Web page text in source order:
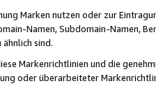
Marken nutzen oder zur
Namen, Subdomain-Namen,
sind.
Markenrichtlinien und die
oder überarbeiteter